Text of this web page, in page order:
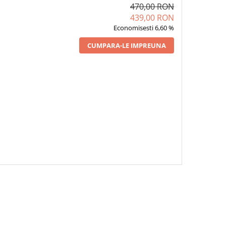
470,00 RON
439,00 RON
Economisesti 6,60 %
CUMPARA-LE IMPREUNA